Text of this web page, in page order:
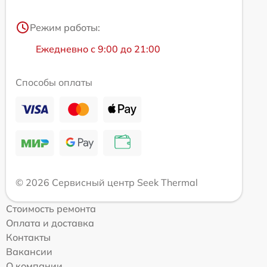
Режим работы:
Ежедневно с 9:00 до 21:00
Способы оплаты
© 2026 Сервисный центр Seek Thermal
Стоимость ремонта
Оплата и доставка
Контакты
Вакансии